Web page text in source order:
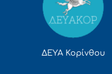
ΔΕΥΑ Κορίνθου